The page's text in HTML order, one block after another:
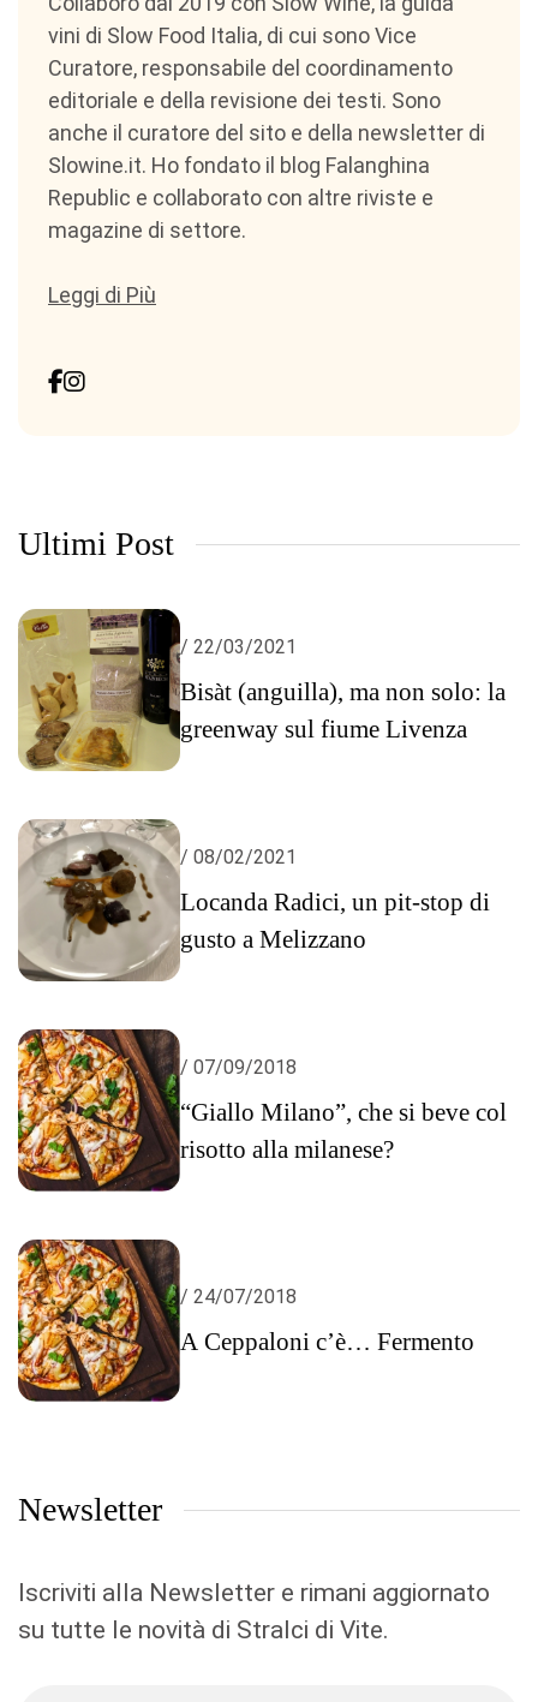
vini di Slow Food Italia, di cui sono Vice
Curatore, responsabile del coordinamento
editoriale e della revisione dei testi. Sono
anche il curatore del sito e della newsletter di
Slowine.it. Ho fondato il blog Falanghina
Republic e collaborato con altre riviste e
magazine di settore.
Leggi di Più
Ultimi Post
/ 22/03/2021
Bisàt (anguilla), ma non solo: la
greenway sul fiume Livenza
/ 08/02/2021
Locanda Radici, un pit-stop di
gusto a Melizzano
/ 07/09/2018
“Giallo Milano”, che si beve col
risotto alla milanese?
/ 24/07/2018
A Ceppaloni c’è… Fermento
Newsletter
Iscriviti alla Newsletter e rimani aggiornato
su tutte le novità di Stralci di Vite.